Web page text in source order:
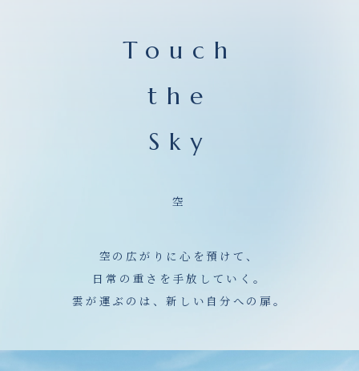
Touch
the
Sky
空
空の広がりに心を預けて、
日常の重さを手放していく。
雲が運ぶのは、新しい自分への扉。